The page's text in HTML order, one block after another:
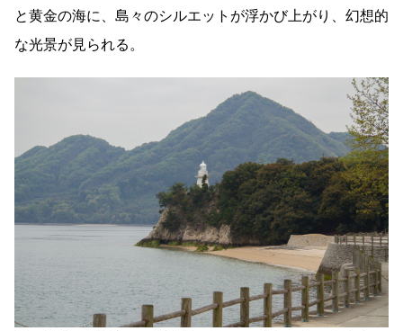
と黄金の海に、島々のシルエットが浮かび上がり、幻想的
な光景が見られる。